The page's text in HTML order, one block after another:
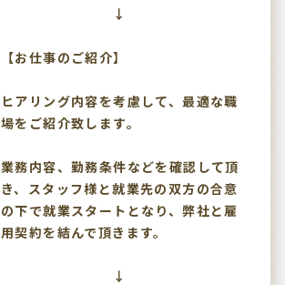
↓
【お仕事のご紹介】
ヒアリング内容を考慮して、最適な職
場をご紹介致します。
業務内容、勤務条件などを確認して頂
き、スタッフ様と就業先の双方の合意
の下で就業スタートとなり、弊社と雇
用契約を結んで頂きます。
↓